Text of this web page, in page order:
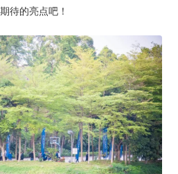
待的亮点吧！